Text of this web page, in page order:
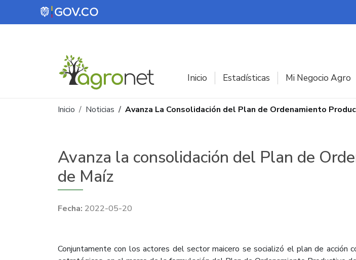
Pasar al contenido principal
Inicio Estadísticas Mi Negocio Agro
Ruta de navegación
Inicio Noticias Avanza La Consolidación del Plan de Ordenamiento
Avanza la consolidación del Plan de
de Maíz
2022-05-20
Conjuntamente con los actores del sector maicero se socializó el plan de